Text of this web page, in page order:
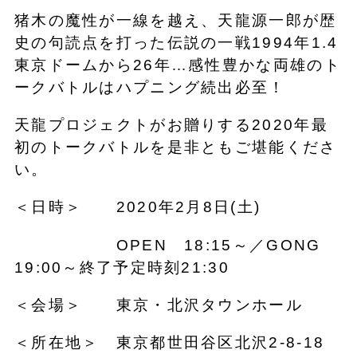
猪木の魔性が一線を越え、天龍源一郎が歴
史の句読点を打った伝説の一戦1994年1.4
東京ドームから26年…感性豊かな両雄のト
ークバトルはハプニング続出必至！
天龍プロジェクトがお贈りする2020年最
初のトークバトルを是非ともご堪能くださ
い。
＜日時＞ 2020年2月8日(土)
OPEN 18:15～／GONG
19:00～終了予定時刻21:30
＜会場＞ 東京・北沢タウンホール
＜所在地＞ 東京都世田谷区北沢2-8-18